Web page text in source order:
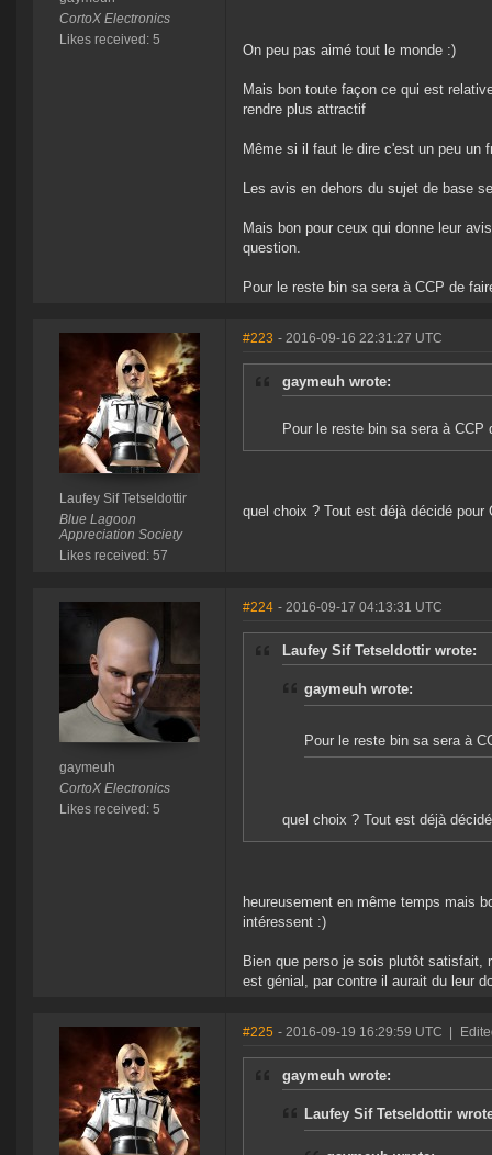
CortoX Electronics
Likes received: 5
On peu pas aimé tout le monde :)
Mais bon toute façon ce qui est
rendre plus attractif
Même si il faut le dire c'est un peu un
Les avis en dehors du sujet de base
Mais bon pour ceux qui donne leur
question.
Pour le reste bin sa sera à CCP de
Laufey Sif Tetseldottir
Blue Lagoon
Appreciation Society
Likes received: 57
#223 - 2016-09-16 22:31:27 UTC
gaymeuh wrote:
Pour le reste bin sa sera à CCP
quel choix ? Tout est déjà décidé pour
gaymeuh
CortoX Electronics
Likes received: 5
#224 - 2016-09-17 04:13:31 UTC
Laufey Sif Tetseldottir wrote:
gaymeuh wrote:
Pour le reste bin sa sera à
quel choix ? Tout est déjà
heureusement en même temps mais
intéressent :)
Bien que perso je sois plutôt satisfait,
est génial, par contre il aurait du leur
#225 - 2016-09-19 16:29:59 UTC
gaymeuh wrote:
Laufey Sif Tetseldottir